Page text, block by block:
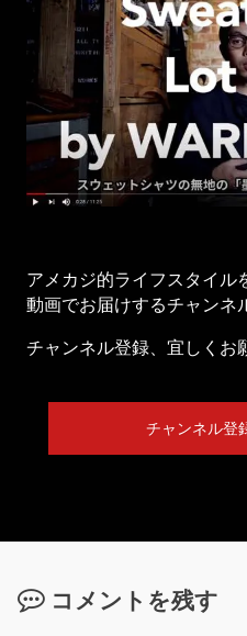
アメカジ的ライフスタイル
動画でお届けするチャンネ
チャンネル登録、宜しくお
チャンネル登
コメントを残す